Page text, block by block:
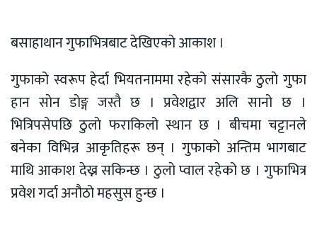
बसाहाथान गुफाभित्रबाट देखिएकाे आकाश ।
गुफाको स्वरूप हेर्दा भियतनाममा रहेको संसारकै ठुलाे गुफा
हान साेन डाेङ्ग जस्तै छ । प्रवेशद्वार अलि सानो छ ।
भित्रिपसेपछि ठुलाे फराकिलो स्थान छ । बीचमा चट्टानले
बनेका विभिन्न आकृतिहरू छन् । गुफाको अन्तिम भागबाट
माथि आकाश देख्न सकिन्छ । ठुलाे प्वाल रहेको छ । गुफाभित्र
प्रवेश गर्दा अनौठो महसुस हुन्छ ।